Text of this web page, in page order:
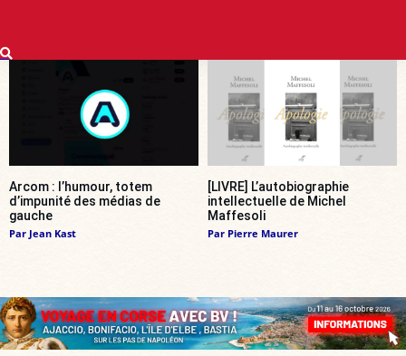
Arcom : l’humour, totem
d’impunité des médias de
gauche
Par Jean Kast
[LIVRE] L’autobiographie
intellectuelle de Michel
Maffesoli
Par Pierre Maurer